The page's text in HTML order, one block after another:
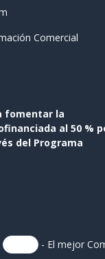
Comercial
fomentar la
al 50 %
del Programa
- El mejor